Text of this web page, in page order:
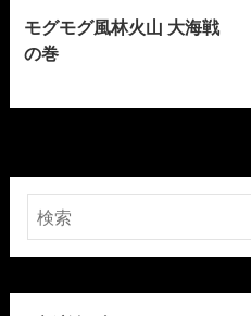
モグモグ風林火山 大海戦
の巻